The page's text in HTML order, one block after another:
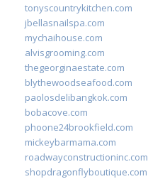
tonyscountrykitchen.com
jbellasnailspa.com
mychaihouse.com
alvisgrooming.com
thegeorginaestate.com
blythewoodseafood.com
paolosdelibangkok.com
bobacove.com
phoone24brookfield.com
mickeybarmama.com
roadwayconstructioninc.com
shopdragonflyboutique.com